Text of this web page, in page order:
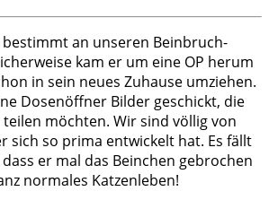
an unseren Beinbruch-
kam er um eine OP herum
in sein neues Zuhause umziehen.
Dosenöffner Bilder geschickt, die
möchten. Wir sind völlig von
sich so prima entwickelt hat. Es fällt
er mal das Beinchen gebrochen
normales Katzenleben!